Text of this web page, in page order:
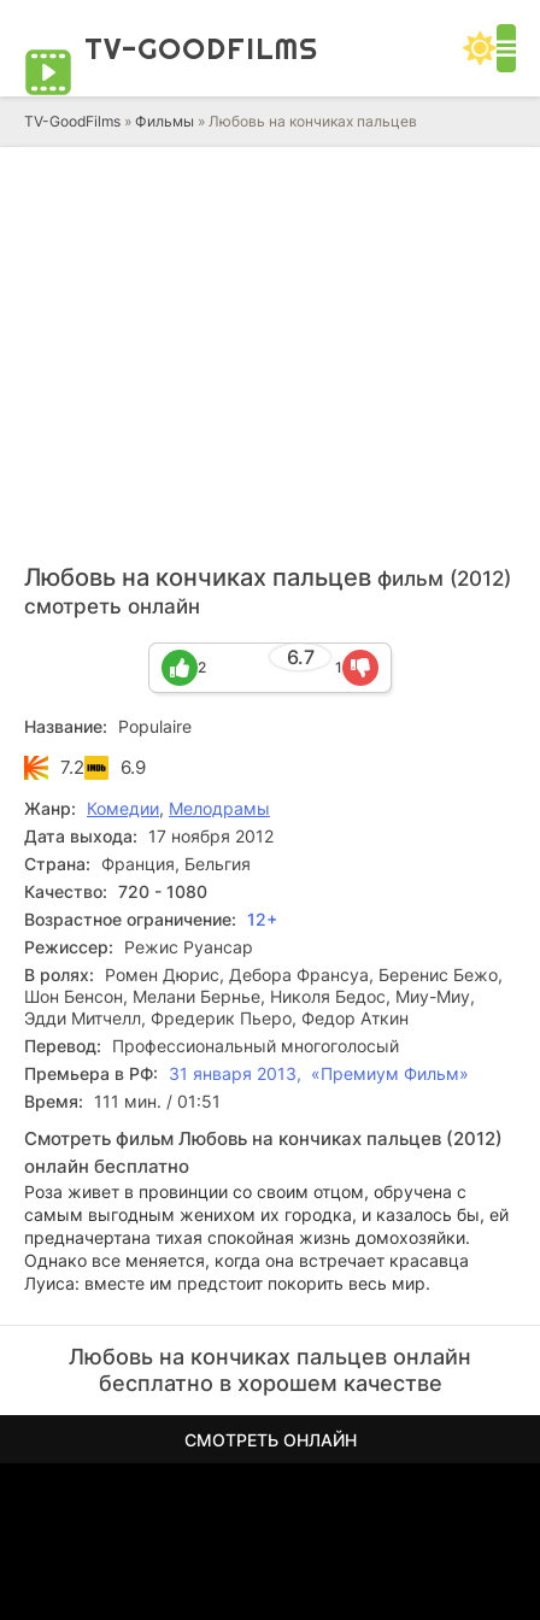
TV-GOODFILMS
TV-GoodFilms » Фильмы » Любовь на кончиках пальцев
Любовь на кончиках пальцев фильм (2012)
смотреть онлайн
6.7
2 1
Название: Populaire
7.2 6.9
Жанр: Комедии, Мелодрамы
Дата выхода:
17 ноября 2012
Страна:
Франция, Бельгия
Качество: 720 - 1080
Возрастное ограничение: 12+
Режиссер:
Режис Руансар
В ролях:
Ромен Дюрис, Дебора Франсуа, Беренис Бежо,
Шон Бенсон, Мелани Бернье, Николя Бедос, Миу-Миу,
Эдди Митчелл, Фредерик Пьеро, Федор Аткин
Перевод:
Профессиональный многоголосый
Премьера в РФ:
31 января 2013, «Премиум Фильм»
Время:
111 мин. / 01:51
Смотреть фильм Любовь на кончиках пальцев (2012)
онлайн бесплатно
Роза живет в провинции со своим отцом, обручена с
самым выгодным женихом их городка, и казалось бы, ей
предначертана тихая спокойная жизнь домохозяйки.
Однако все меняется, когда она встречает красавца
Луиса: вместе им предстоит покорить весь мир.
Любовь на кончиках пальцев онлайн
бесплатно в хорошем качестве
СМОТРЕТЬ ОНЛАЙН